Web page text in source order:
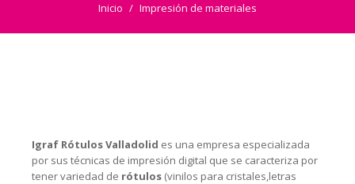
Inicio / Impresión de materiales
Igraf Rótulos Valladolid es una empresa especializada
por sus técnicas de impresión digital que se caracteriza por
tener variedad de rótulos (vinilos para cristales,letras